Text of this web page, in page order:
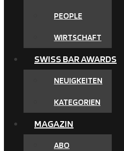
PEOPLE
WIRTSCHAFT
SWISS BAR AWARDS
NEUIGKEITEN
KATEGORIEN
MAGAZIN
ABO